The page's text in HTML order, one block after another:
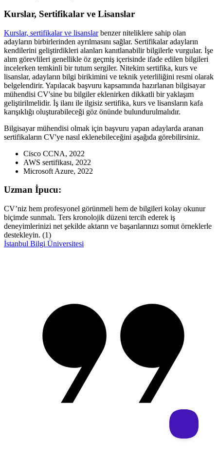
Kurslar, Sertifikalar ve Lisanslar
Kurslar, sertifikalar ve lisanslarbenzer niteliklere sahip olan
adayların birbirlerinden ayrılmasını sağlar. Sertifikalar adayların
kendilerini geliştirdikleri alanları kanıtlanabilir bilgilerle vurgular. İşe
alım görevlileri genellikle öz geçmiş içerisinde ifade edilen bilgileri
incelerken temkinli bir tutum sergiler. Nitekim sertifika, kurs ve
lisanslar, adayların bilgi birikimini ve teknik yeterliliğini resmi olarak
belgelendirir. Yapılacak başvuru kapsamında hazırlanan bilgisayar
mühendisi CV'sine bu bilgiler eklenirken dikkatli bir yaklaşım
geliştirilmelidir. İş ilanı ile ilgisiz sertifika, kurs ve lisansların kafa
karışıklığı oluşturabileceği göz önünde bulundurulmalıdır.
Bilgisayar mühendisi olmak için başvuru yapan adaylarda aranan
sertifikaların CV'ye nasıl eklenebileceğini aşağıda görebilirsiniz.
Cisco CCNA, 2022
AWS sertifikası, 2022
Microsoft Azure, 2022
Uzman İpucu:
CV’niz hem profesyonel görünmeli hem de bilgileri kolay okunur
biçimde sunmalı. Ters kronolojik düzeni tercih ederek iş
deneyimlerinizi net şekilde aktarın ve başarılarınızı somut örneklerle
destekleyin. (1)
İstanbul Bilgi Üniversitesi